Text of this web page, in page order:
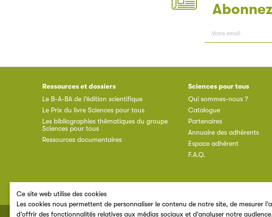
Ce site web utilise des cookies
Les cookies nous permettent de personnaliser le contenu de notre site, de mesurer
d’offrir des fonctionnalités relatives aux médias sociaux et d’analyser notre audience.
Ressources et dossiers
Le B-A-BA de l’édition scientifique
Le Prix du livre Sciences pour tous
Les bibliographies thématiques du groupe
Sciences pour tous
Ressources documentaires
Sciences pour tous
Qui sommes-nous ?
Catalogue
Partenaires
Annuaire des adhérents
Espace adhérent
F.A.Q.
© 2026 SNE